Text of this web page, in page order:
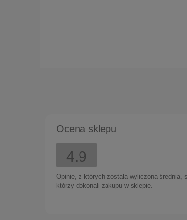
Ocena sklepu
4.9
Opinie, z których została wyliczona średnia,
którzy dokonali zakupu w sklepie.